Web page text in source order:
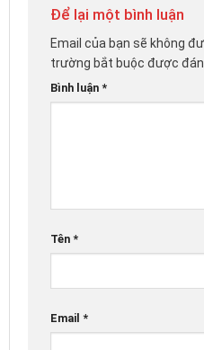
Để lại một bình luận
Email của bạn sẽ không
trường bắt buộc được
Bình luận *
Tên *
Email *